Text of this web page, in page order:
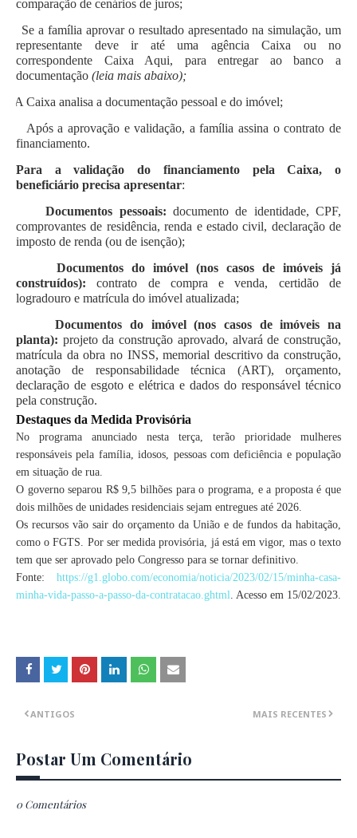
comparação de cenários de juros;
Se a família aprovar o resultado apresentado na simulação, um
representante deve ir até uma agência Caixa ou no
correspondente Caixa Aqui, para entregar ao banco a
documentação (leia mais abaixo);
A Caixa analisa a documentação pessoal e do imóvel;
Após a aprovação e validação, a família assina o contrato de
financiamento.
Para a validação do financiamento pela Caixa, o
beneficiário precisa apresentar:
Documentos pessoais: documento de identidade, CPF,
comprovantes de residência, renda e estado civil, declaração de
imposto de renda (ou de isenção);
Documentos do imóvel (nos casos de imóveis já
construídos): contrato de compra e venda, certidão de
logradouro e matrícula do imóvel atualizada;
Documentos do imóvel (nos casos de imóveis na
planta): projeto da construção aprovado, alvará de construção,
matrícula da obra no INSS, memorial descritivo da construção,
anotação de responsabilidade técnica (ART), orçamento,
declaração de esgoto e elétrica e dados do responsável técnico
pela construção.
Destaques da Medida Provisória
No programa anunciado nesta terça, terão prioridade mulheres
responsáveis pela família, idosos, pessoas com deficiência e população
em situação de rua.
O governo separou R$ 9,5 bilhões para o programa, e a proposta é que
dois milhões de unidades residenciais sejam entregues até 2026.
Os recursos vão sair do orçamento da União e de fundos da habitação,
como o FGTS. Por ser medida provisória, já está em vigor, mas o texto
tem que ser aprovado pelo Congresso para se tornar definitivo.
Fonte: https://g1.globo.com/economia/noticia/2023/02/15/minha-casa-
minha-vida-passo-a-passo-da-contratacao.ghtml. Acesso em 15/02/2023.
MAIS RECENTES
ANTIGOS
Postar Um Comentário
0 Comentários